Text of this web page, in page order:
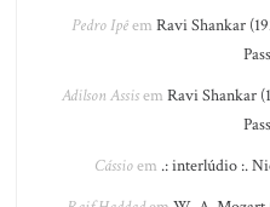
Pedro Ipêem Ravi Shankar
Adilson Assisem Ravi Shankar
Cássioem .: interlúdio :.